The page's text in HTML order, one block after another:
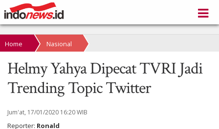
Home Nasional
Helmy Yahya Dipecat TVRI Jadi
Trending Topic Twitter
Jum'at, 17/01/2020 16:20 WIB
Reporter: Ronald